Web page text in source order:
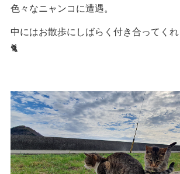
色々なニャンコに遭遇。
中にはお散歩にしばらく付き合ってく
🐈